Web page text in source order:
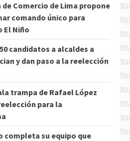
Comercio de Lima propone
comando único para
El Niño
candidatos a alcaldes a
y dan paso a la reelección
trampa de Rafael López
para la
completa su equipo que